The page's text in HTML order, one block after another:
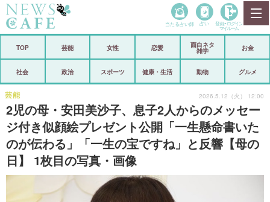
政治
芸能 スポーツ
恋愛 ビックリ
コメントポスト
リリース ショップ
当たる占い師 占い 登録• ログイン
マイルーム
TOP 芸能 女性 恋愛
面白ネタ
雑学
お金
社会 政治 スポーツ 健康・生活 動物 グルメ
2児の母・安田美沙子、息子2人からのメッセー
ジ付き似顔絵プレゼント公開「一生懸命書いた
のが伝わる」「一生の宝ですね」と反響【母の
日】 1枚目の写真・画像
芸能 2026.5.12（火） 12:00